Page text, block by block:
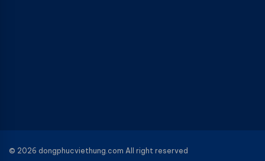
© 2026 dongphucviethung.com All right reserved